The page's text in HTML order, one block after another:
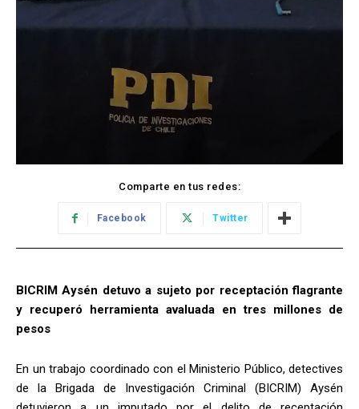
Comparte en tus redes:
Facebook Twitter
BICRIM Aysén detuvo a sujeto por receptación flagrante
y recuperó herramienta avaluada en tres millones de
pesos
En un trabajo coordinado con el Ministerio Público, detectives
de la Brigada de Investigación Criminal (BICRIM) Aysén